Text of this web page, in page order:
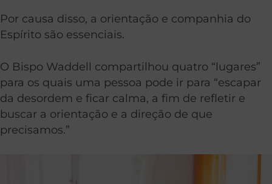
Por causa disso, a orientação e companhia do
Espírito são essenciais.
O Bispo Waddell compartilhou quatro “lugares”
para os quais uma pessoa pode ir para “escapar
da desordem e ficar calma, a fim de refletir e
buscar a orientação e a direção de que
precisamos.”